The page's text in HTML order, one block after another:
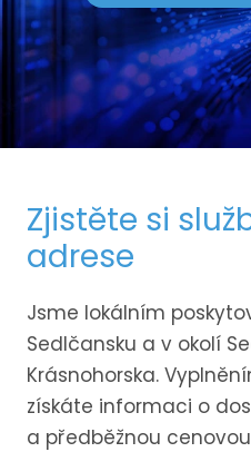
Zjistěte si
adrese
Jsme lokálním
Sedlčansku a v okolí
Krásnohorska.
získáte informaci o
a předběžnou